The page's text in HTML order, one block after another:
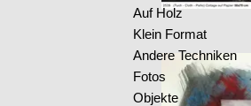
Auf Holz
Klein Format
Andere Techniken
Fotos
Objekte